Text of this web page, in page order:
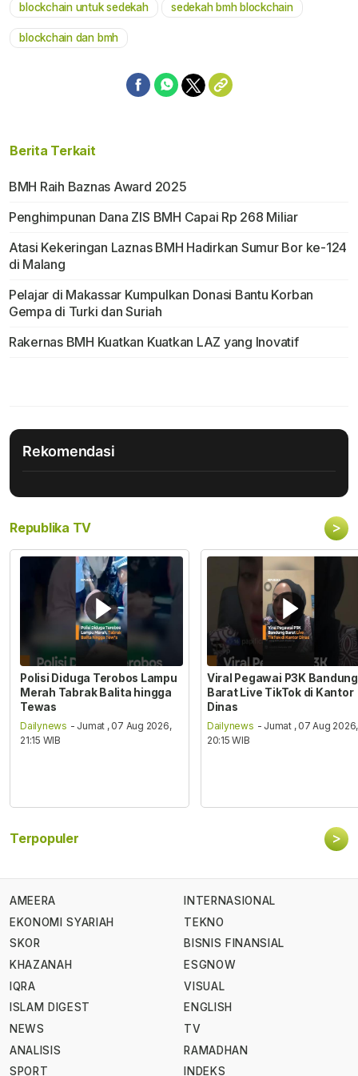
blockchain untuk sedekah sedekah bmh blockchain
blockchain dan bmh
Berita Terkait
BMH Raih Baznas Award 2025
Penghimpunan Dana ZIS BMH Capai Rp 268 Miliar
Atasi Kekeringan Laznas BMH Hadirkan Sumur Bor ke-124
di Malang
Pelajar di Makassar Kumpulkan Donasi Bantu Korban
Gempa di Turki dan Suriah
Rakernas BMH Kuatkan Kuatkan LAZ yang Inovatif
Rekomendasi
Republika TV >
Polisi Diduga Terobos Lampu
Merah Tabrak Balita hingga
Tewas
Dailynews - Jumat , 07 Aug 2026,
21:15 WIB
Viral Pegawai P3K Bandung
Barat Live TikTok di Kantor
Dinas
Dailynews - Jumat , 07 Aug 2026,
20:15 WIB
Terpopuler >
AMEERA
EKONOMI SYARIAH
SKOR
KHAZANAH
IQRA
ISLAM DIGEST
NEWS
ANALISIS
SPORT
INTERNASIONAL
TEKNO
BISNIS FINANSIAL
ESGNOW
VISUAL
ENGLISH
TV
RAMADHAN
INDEKS